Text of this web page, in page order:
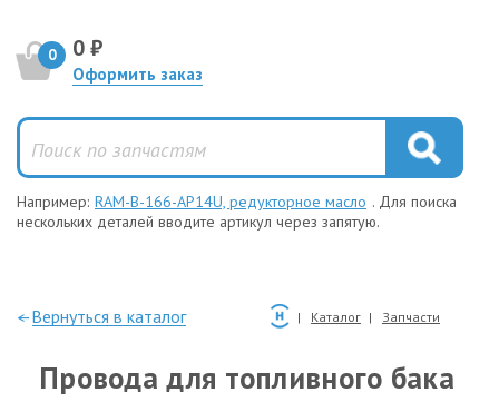
0 0 ₽
Оформить заказ
Например: RAM-B-166-AP14U, редукторное масло . Для поиска
нескольких деталей вводите артикул через запятую.
—Вернуться в каталог Каталог Запчасти
Провода для топливного бака